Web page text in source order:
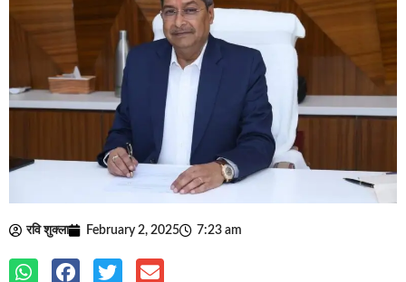
रवि शुक्ला February 2, 2025 7:23 am